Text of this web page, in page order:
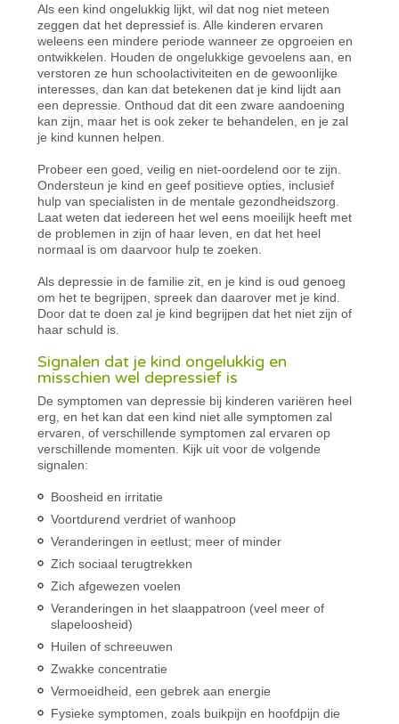
Als een kind ongelukkig lijkt, wil dat nog niet meteen
zeggen dat het depressief is. Alle kinderen ervaren
weleens een mindere periode wanneer ze opgroeien en
ontwikkelen. Houden de ongelukkige gevoelens aan, en
verstoren ze hun schoolactiviteiten en de gewoonlijke
interesses, dan kan dat betekenen dat je kind lijdt aan
een depressie. Onthoud dat dit een zware aandoening
kan zijn, maar het is ook zeker te behandelen, en je zal
je kind kunnen helpen.
Probeer een goed, veilig en niet-oordelend oor te zijn.
Ondersteun je kind en geef positieve opties, inclusief
hulp van specialisten in de mentale gezondheidszorg.
Laat weten dat iedereen het wel eens moeilijk heeft met
de problemen in zijn of haar leven, en dat het heel
normaal is om daarvoor hulp te zoeken.
Als depressie in de familie zit, en je kind is oud genoeg
om het te begrijpen, spreek dan daarover met je kind.
Door dat te doen zal je kind begrijpen dat het niet zijn of
haar schuld is.
Signalen dat je kind ongelukkig en
misschien wel depressief is
De symptomen van depressie bij kinderen variëren heel
erg, en het kan dat een kind niet alle symptomen zal
ervaren, of verschillende symptomen zal ervaren op
verschillende momenten. Kijk uit voor de volgende
signalen:
Boosheid en irritatie
Voortdurend verdriet of wanhoop
Veranderingen in eetlust; meer of minder
Zich sociaal terugtrekken
Zich afgewezen voelen
Veranderingen in het slaappatroon (veel meer of
slapeloosheid)
Huilen of schreeuwen
Zwakke concentratie
Vermoeidheid, een gebrek aan energie
Fysieke symptomen, zoals buikpijn en hoofdpijn die